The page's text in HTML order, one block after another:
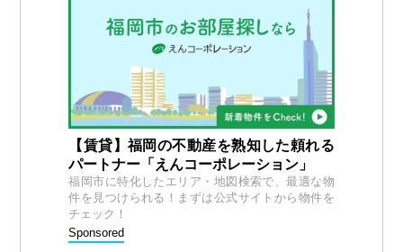
【賃貸】福岡の不動産を熟知した頼れる
パートナー「えんコーポレーション」
福岡市に特化したエリア・地図検索で、最適な物
件を見つけられる！まずは公式サイトから物件を
チェック！
Sponsored